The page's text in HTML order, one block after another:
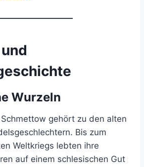
Wurzeln
gehört zu den alten
Bis zum
Weltkriegs lebten ihre
auf einem schlesischen Gut